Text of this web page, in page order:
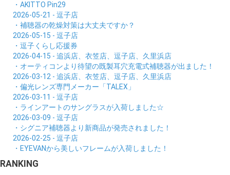
・AKITTO Pin29
2026-05-21 - 逗子店
・補聴器の乾燥対策は大丈夫ですか？
2026-05-15 - 逗子店
・逗子くらし応援券
2026-04-15 - 追浜店、衣笠店、逗子店、久里浜店
・オーティコンより待望の既製耳穴充電式補聴器が出ました！
2026-03-12 - 追浜店、衣笠店、逗子店、久里浜店
・偏光レンズ専門メーカー「TALEX」
2026-03-11 - 逗子店
・ラインアートのサングラスが入荷しました☆
2026-03-09 - 逗子店
・シグニア補聴器より新商品が発売されました！
2026-02-25 - 逗子店
・EYEVANから美しいフレームが入荷しました！
RANKING